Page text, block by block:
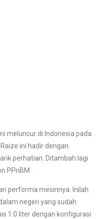
meluncur di Indonesia pada
ini hadir dengan
perhatian. Ditambah lagi
PPnBM.
performa mesinnya. Inilah
negeri yang sudah
1.0 liter dengan konfigurasi